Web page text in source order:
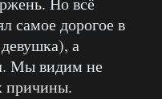
самое дорогое в
а
Мы видим не
причины.